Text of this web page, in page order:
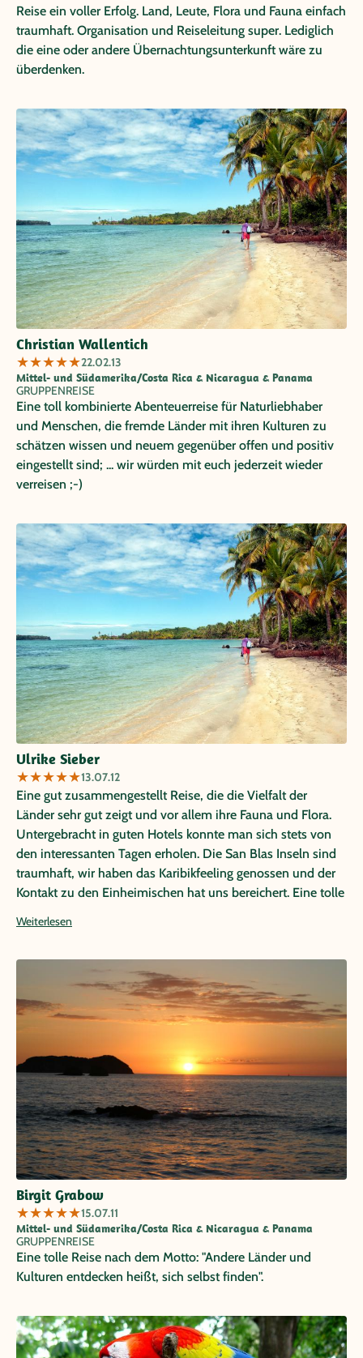
Reise ein voller Erfolg. Land, Leute, Flora und Fauna einfach
traumhaft. Organisation und Reiseleitung super. Lediglich
die eine oder andere Übernachtungsunterkunft wäre zu
überdenken.
Christian Wallentich
★★★★★22.02.13
Mittel- und Südamerika/Costa Rica & Nicaragua & Panama
GRUPPENREISE
Eine toll kombinierte Abenteuerreise für Naturliebhaber
und Menschen, die fremde Länder mit ihren Kulturen zu
schätzen wissen und neuem gegenüber offen und positiv
eingestellt sind; ... wir würden mit euch jederzeit wieder
verreisen ;-)
Ulrike Sieber
★★★★★13.07.12
Eine gut zusammengestellt Reise, die die Vielfalt der
Länder sehr gut zeigt und vor allem ihre Fauna und Flora.
Untergebracht in guten Hotels konnte man sich stets von
den interessanten Tagen erholen. Die San Blas Inseln sind
traumhaft, wir haben das Karibikfeeling genossen und der
Kontakt zu den Einheimischen hat uns bereichert. Eine tolle
Weiterlesen
Birgit Grabow
★★★★★15.07.11
Mittel- und Südamerika/Costa Rica & Nicaragua & Panama
GRUPPENREISE
Eine tolle Reise nach dem Motto: "Andere Länder und
Kulturen entdecken heißt, sich selbst finden".